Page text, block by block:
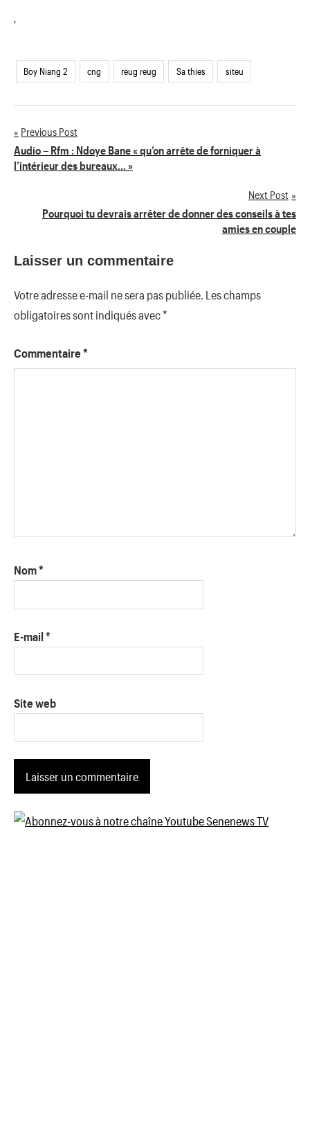
'
Boy Niang 2 cng reug reug Sa thies siteu
Navigation
de
Previous Post
Audio – Rfm : Ndoye Bane « qu’on arrête de forniquer à
l’intérieur des bureaux… »
Next Post
Pourquoi tu devrais arrêter de donner des conseils à tes
amies en couple
Laisser un commentaire
Votre adresse e-mail ne sera pas publiée. Les champs
obligatoires sont indiqués avec*
Commentaire *
Nom*
E-mail *
Site web